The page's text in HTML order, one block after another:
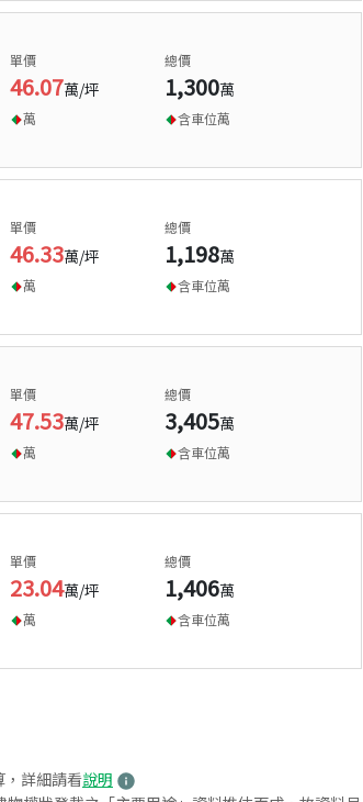
單價
46.07萬/坪
萬
總價
1,300萬
含車位萬
單價
46.33萬/坪
萬
總價
1,198萬
含車位萬
單價
47.53萬/坪
萬
總價
3,405萬
含車位萬
單價
23.04萬/坪
萬
總價
1,406萬
含車位萬
，詳細請看說明